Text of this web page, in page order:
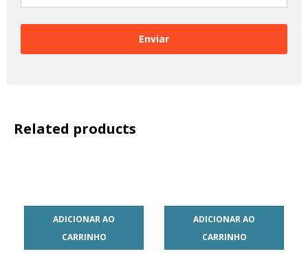
Related products
ADICIONAR AO
CARRINHO
ADICIONAR AO
CARRINHO